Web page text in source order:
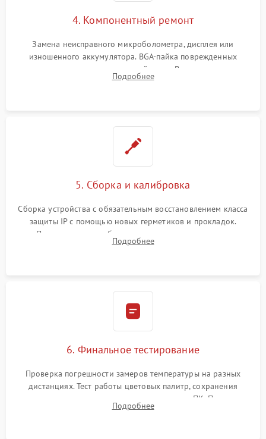
4. Компонентный ремонт
Замена неисправного микроболометра, дисплея или
изношенного аккумулятора. BGA-пайка поврежденных
контроллеров на материнской плате. Восстановление
разъемов и кнопок, замена поврежденных элементов
Подробнее
5. Сборка и калибровка
Сборка устройства с обязательным восстановлением класса
защиты IP с помощью новых герметиков и прокладок.
Программная калибровка матрицы по эталонному
абсолютно черному телу для точного измерения температур.
Подробнее
6. Финальное тестирование
Проверка погрешности замеров температуры на разных
дистанциях. Тест работы цветовых палитр, сохранения
термограмм в память и передачи данных на ПК. Проверка
автономности работы и итоговый контроль качества.
Подробнее